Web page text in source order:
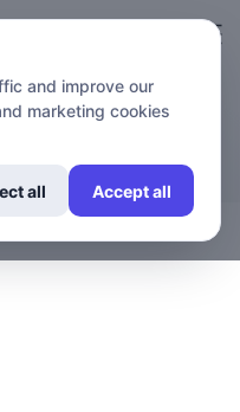
and improve our
marketing cookies
all Accept all